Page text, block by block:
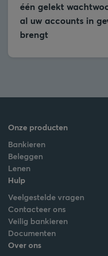
één gelekt
al uw accounts in
brengt
Onze producten
Bankieren
Beleggen
Lenen
Hulp
Veelgestelde vragen
Contacteer ons
Veilig bankieren
Documenten
Over ons